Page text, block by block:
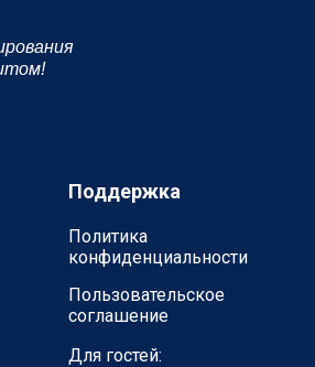
Поддержка
Политика
конфиденциальности
Пользовательское
соглашение
Для гостей: